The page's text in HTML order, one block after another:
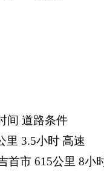
间 道路条件
里 3.5小时 高速
首市 615公里 8小